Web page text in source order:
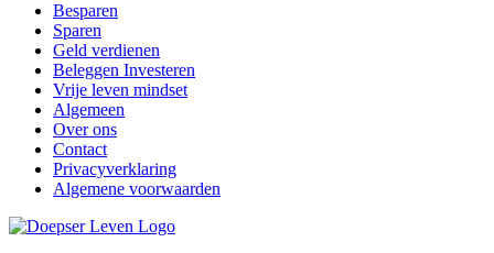
Besparen
Sparen
Geld verdienen
Beleggen Investeren
Vrije leven mindset
Algemeen
Over ons
Contact
Privacyverklaring
Algemene voorwaarden